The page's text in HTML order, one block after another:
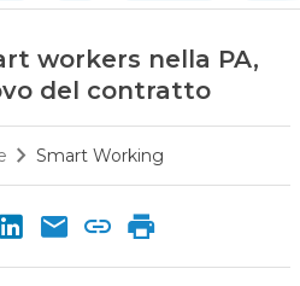
workers nella PA,
del contratto
Smart Working